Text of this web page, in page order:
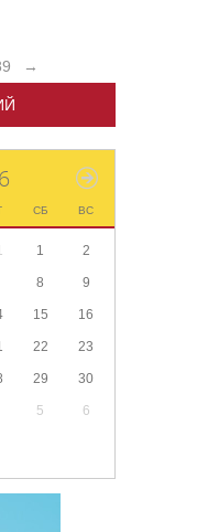
→
СБ ВС
1 2
8 9
15 16
22 23
29 30
5 6